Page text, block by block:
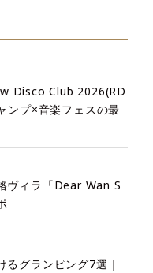
Disco Club 2026(RD
ンプ×音楽フェスの最
ヴィラ「Dear Wan S
るグランピング7選｜